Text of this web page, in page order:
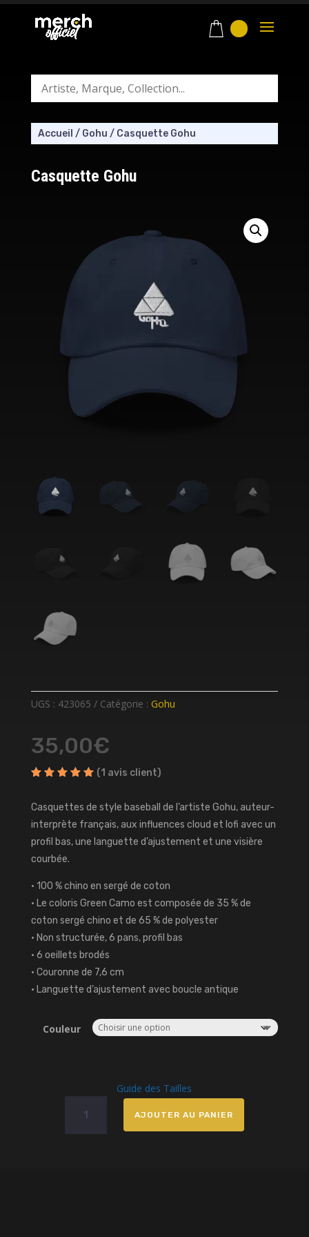
Accueil / Gohu / Casquette Gohu
Casquette Gohu
UGS : 423065 Catégorie : Gohu
35,00€
5 basé
sur
notation
(1 avis client)
Casquettes de style baseball de l’artiste Gohu, auteur-
interprète français, aux influences cloud et lofi avec un
profil bas, une languette d’ajustement et une visière
courbée.
• 100 % chino en sergé de coton
• Le coloris Green Camo est composée de 35 % de
coton sergé chino et de 65 % de polyester
• Non structurée, 6 pans, profil bas
• 6 oeillets brodés
• Couronne de 7,6 cm
• Languette d’ajustement avec boucle antique
Couleur
Guide des Tailles
Casquette
AJOUTER AU PANIER